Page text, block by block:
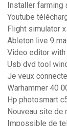
Installer farming
Youtube
Flight simulator
Ableton live 9
Video editor
Usb dvd tool
Je veux
Warhammer 40
Hp photosmart
Nouveau site de
Impossible de